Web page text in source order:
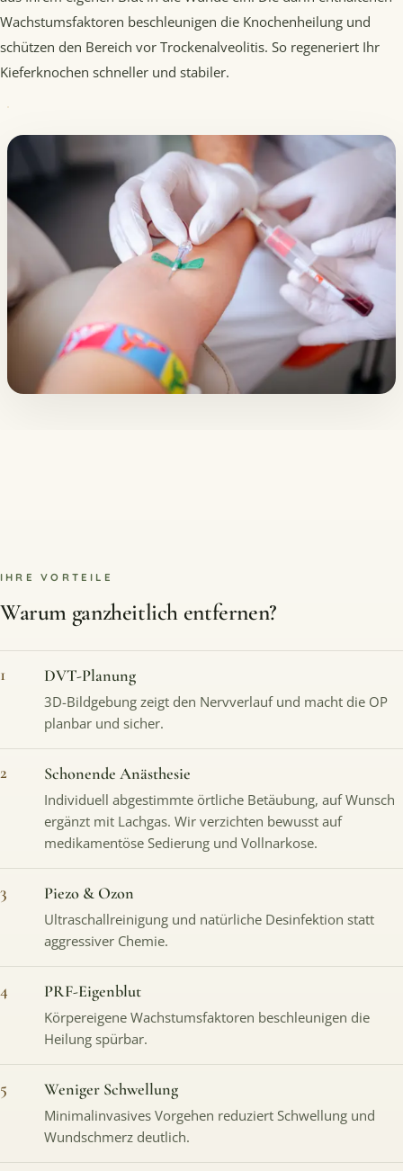
Wachstumsfaktoren beschleunigen die Knochenheilung und
schützen den Bereich vor Trockenalveolitis. So regeneriert Ihr
Kieferknochen schneller und stabiler.
IHRE VORTEILE
Warum ganzheitlich entfernen?
1 DVT-Planung
3D-Bildgebung zeigt den Nervverlauf und macht die OP
planbar und sicher.
2 Schonende Anästhesie
Individuell abgestimmte örtliche Betäubung, auf Wunsch
ergänzt mit Lachgas. Wir verzichten bewusst auf
medikamentöse Sedierung und Vollnarkose.
3 Piezo & Ozon
Ultraschallreinigung und natürliche Desinfektion statt
aggressiver Chemie.
4 PRF-Eigenblut
Körpereigene Wachstumsfaktoren beschleunigen die
Heilung spürbar.
5 Weniger Schwellung
Minimalinvasives Vorgehen reduziert Schwellung und
Wundschmerz deutlich.